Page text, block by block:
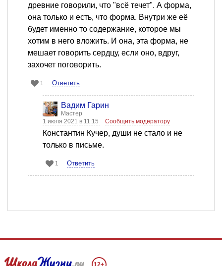
древние говорили, что "всё течет". А форма,
она только и есть, что форма. Внутри же её
будет именно то содержание, которое мы
хотим в него вложить. И она, эта форма, не
мешает говорить сердцу, если оно, вдруг,
захочет поговорить.
1 Ответить
Вадим Гарин
Мастер
1 июля 2021 в 11:15
Сообщить модератору
Константин Кучер, души не стало и не
только в письме.
1 Ответить
12+